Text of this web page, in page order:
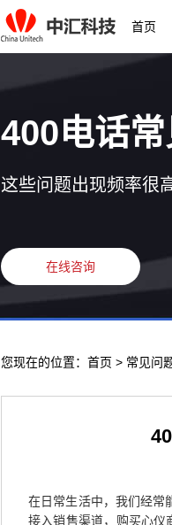
首页
400电话
这些问题出现频率很
在线咨询
您现在的位置： 首页 > 常见问
在日常生活中，我们经常
接入销售渠道，购买心仪